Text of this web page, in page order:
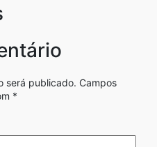
será publicado. Campos
*